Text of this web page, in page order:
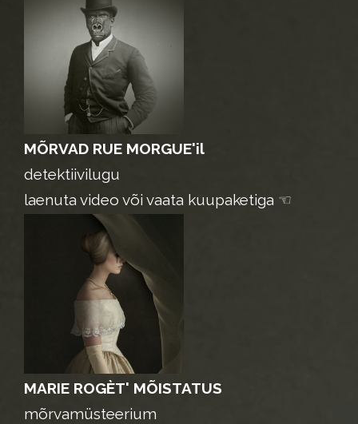
MÕRVAD RUE MORGUE'il
detektiivilugu
laenuta video või vaata kuupaketiga ☜
MARIE ROGÈT' MÕISTATUS
mõrvamüsteerium